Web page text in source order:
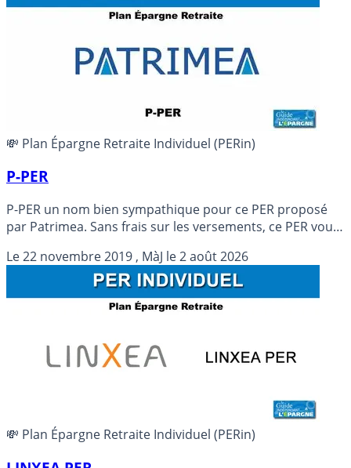
💸 Plan Épargne Retraite Individuel (PERin)
P-PER
P-PER un nom bien sympathique pour ce PER proposé
par Patrimea. Sans frais sur les versements, ce PER vous
placer au mieux votre capital sur le long terme.
Rendement brut du fonds euro 2025 : 1.320 %
Le22 novembre 2019 , MàJ le2 août 2026
💸 Plan Épargne Retraite Individuel (PERin)